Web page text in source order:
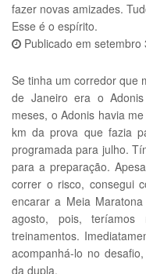
fazer novas amizades.
Esse é o espírito.
Publicado em setembro
Se tinha um corredor que
de Janeiro era o
meses, o Adonis havia
km da prova que fazia
programada para julho.
para a preparação.
correr o risco, consegui
encarar a Meia
agosto, pois, teríamos
treinamentos.
acompanhá-lo no
da dupla.